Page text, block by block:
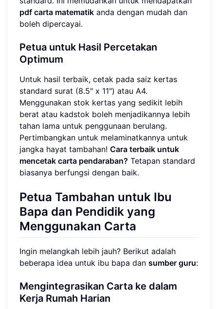
pdf carta matematik anda dengan mudah dan
boleh dipercayai.
Petua untuk Hasil Percetakan
Optimum
Untuk hasil terbaik, cetak pada saiz kertas
standard surat (8.5" x 11") atau A4.
Menggunakan stok kertas yang sedikit lebih
berat atau kadstok boleh menjadikannya lebih
tahan lama untuk penggunaan berulang.
Pertimbangkan untuk melaminatkannya untuk
jangka hayat tambahan! Cara terbaik untuk
mencetak carta pendaraban? Tetapan standard
biasanya berfungsi dengan baik.
Petua Tambahan untuk Ibu
Bapa dan Pendidik yang
Menggunakan Carta
Ingin melangkah lebih jauh? Berikut adalah
beberapa idea untuk ibu bapa dan sumber guru:
Mengintegrasikan Carta ke dalam
Kerja Rumah Harian